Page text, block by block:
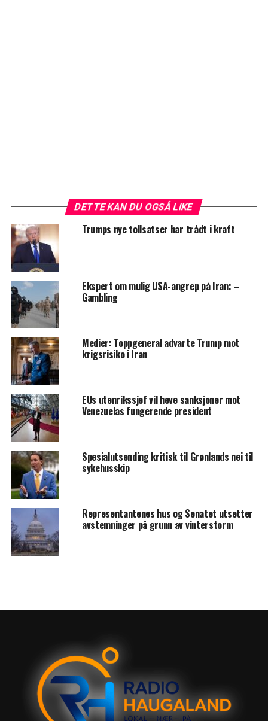
DETTE KAN DU OGSÅ LIKE
Trumps nye tollsatser har trådt i kraft
Ekspert om mulig USA-angrep på Iran: –
Gambling
Medier: Toppgeneral advarte Trump mot
krigsrisiko i Iran
EUs utenrikssjef vil heve sanksjoner mot
Venezuelas fungerende president
Spesialutsending kritisk til Grønlands nei til
sykehusskip
Representantenes hus og Senatet utsetter
avstemninger på grunn av vinterstorm